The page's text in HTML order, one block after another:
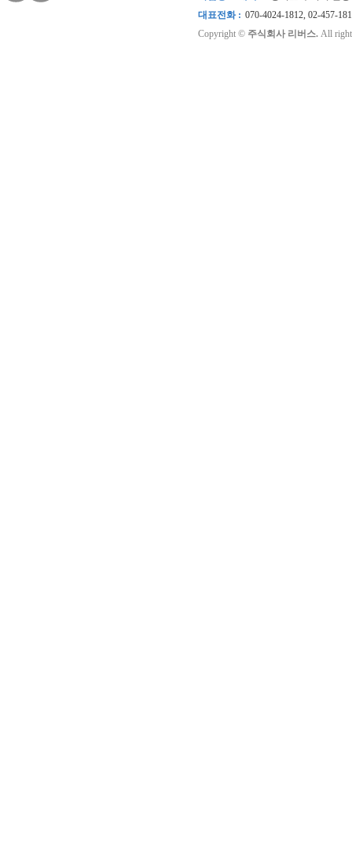
대표전화 : 070-4024-1812, 02-457-
Copyright © 주식회사 리버스. All